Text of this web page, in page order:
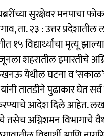
सुरक्षेवर मनपाचा
ता. २३ : उत्तर
१५ विद्यार्थ्यांचा मृत्यू
शहरातील इमारतीचे
येथील घटना व
तातडीने पुढाकार घेत
करण्याचे आदेश दिले आहेत.
अग्निशमन विभागाचे